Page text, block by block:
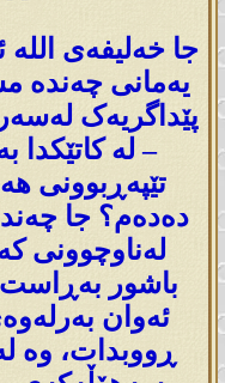
جا خەلیفەی
یەمانی چەندە
پێداگریەک
– لە
تێپەڕبوونی
دەدەم؟ جا
لەناوچوونی
باشور بەڕاست
ئەوان
ڕووبدات، وە